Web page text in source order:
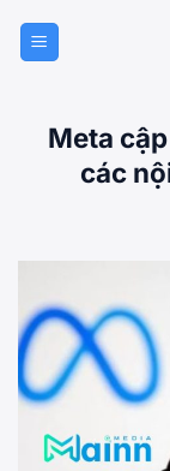
qua
Meta
các